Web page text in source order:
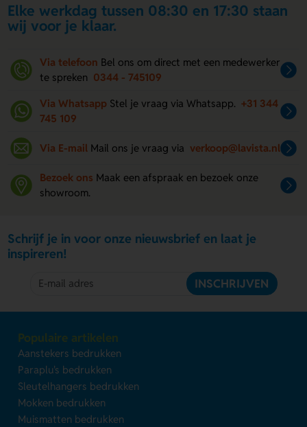
Elke werkdag tussen 08:30 en 17:30 staan
wij voor je klaar.
Via telefoon Bel ons om direct met een medewerker
te spreken 0344 - 745109
Via Whatsapp Stel je vraag via Whatsapp. +31 344
745 109
Via E-mail Mail ons je vraag via verkoop@lavista.nl
Bezoek ons Maak een afspraak en bezoek onze
showroom.
Schrijf je in voor onze nieuwsbrief en laat je
inspireren!
INSCHRIJVEN
Populaire artikelen
Aanstekers bedrukken
Paraplu's bedrukken
Sleutelhangers bedrukken
Mokken bedrukken
Muismatten bedrukken